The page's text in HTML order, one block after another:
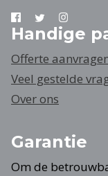
Handige
Offerte
Veel gestelde
Over ons
Garantie
Om de